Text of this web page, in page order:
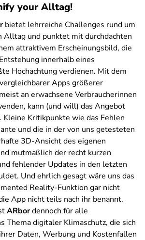
your Alltag!
bietet lehrreiche Challenges rund um
Alltag und punktet mit durchdachten
attraktivem Erscheinungsbild, die
innerhalb eines
Hochachtung verdienen. Mit dem
Apps größerer
an erwachsene Verbraucherinnen
kann (und will) das Angebot
Kleine Kritikpunkte wie das Fehlen
und die in der von uns getesteten
3D-Ansicht des eigenen
mutmaßlich der recht kurzen
fehlender Updates in den letzten
Und ehrlich gesagt wäre uns das
Reality-Funktion gar nicht
App nicht teils nach ihr benannt.
ARbordennoch für alle
Thema digitaler Klimaschutz, die sich
Daten, Werbung und Kostenfallen